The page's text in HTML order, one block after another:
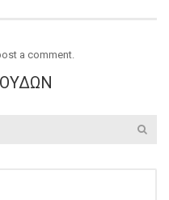
a comment.